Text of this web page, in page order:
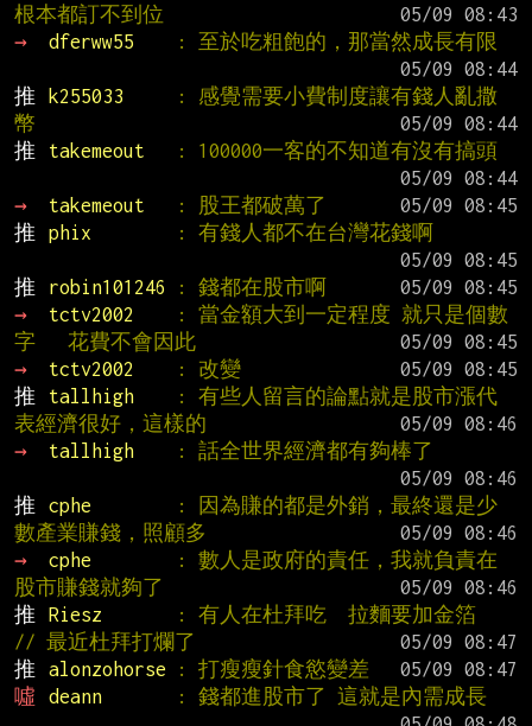
根本都訂不到位
→
dferww55
: 至於吃粗飽的，那當然成長有限
推
k255033
: 感覺需要小費制度讓有錢人亂撒
幣
推
takemeout
: 100000一客的不知道有沒有搞頭
→
takemeout : 股王都破萬了
推
phix
: 有錢人都不在台灣花錢啊
推
robin101246 : 錢都在股市啊
→
tctv2002
: 當金額大到一定程度 就只是個數
字   花費不會因此
→
tctv2002 : 改變
推
tallhigh
: 有些人留言的論點就是股市漲代
表經濟很好，這樣的
→
tallhigh
: 話全世界經濟都有夠棒了
推
cphe
: 因為賺的都是外銷，最終還是少
數產業賺錢，照顧多
→
cphe
: 數人是政府的責任，我就負責在
股市賺錢就夠了
推
Riesz
: 有人在杜拜吃  拉麵要加金箔
// 最近杜拜打爛了
推
alonzohorse : 打瘦瘦針食慾變差
噓
deann
: 錢都進股市了 這就是內需成長